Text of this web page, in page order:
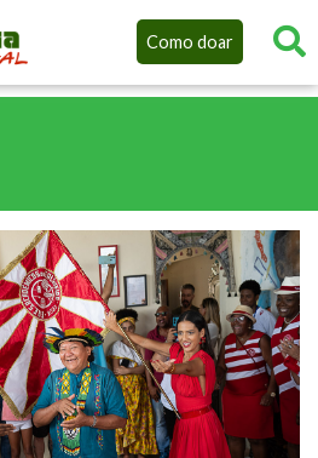
Como doar